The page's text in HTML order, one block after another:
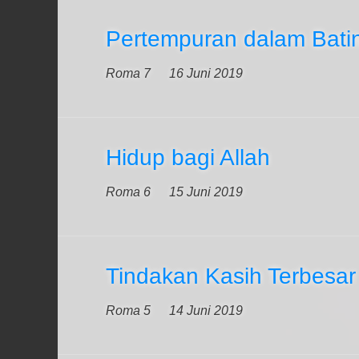
Pertempuran dalam
Roma 7 16 Juni 2019
Hidup bagi Allah
Roma 6 15 Juni 2019
Tindakan Kasih Terbesar
Roma 5 14 Juni 2019